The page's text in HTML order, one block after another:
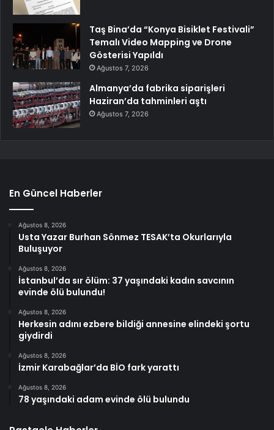
Taş Bina’da “Konya Bisiklet Festivali”
Temalı Video Mapping ve Drone
Gösterisi Yapıldı
Ağustos 7, 2026
Almanya’da fabrika siparişleri
Haziran’da tahminleri aştı
Ağustos 7, 2026
En Güncel Haberler
Ağustos 8, 2026
Usta Yazar Burhan Sönmez TESAK’ta Okurlarıyla
Buluşuyor
Ağustos 8, 2026
İstanbul’da sır ölüm: 37 yaşındaki kadın savcının
evinde ölü bulundu!
Ağustos 8, 2026
Herkesin adını ezbere bildiği annesine elindeki şortu
giydirdi
Ağustos 8, 2026
İzmir Karabağlar’da BİO fark yarattı
Ağustos 8, 2026
78 yaşındaki adam evinde ölü bulundu